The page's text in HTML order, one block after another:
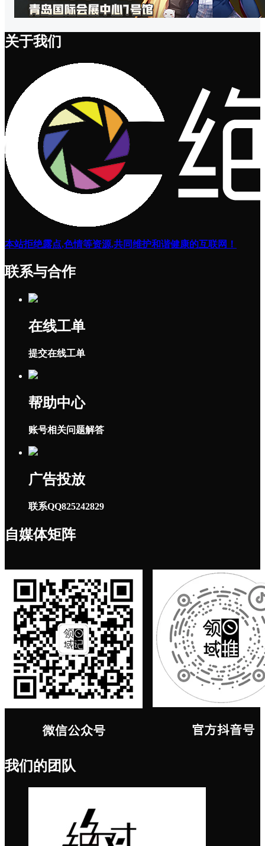
关于我们
本站拒绝露点,色情等资源,共同维护和谐健康的互联网！
联系与合作
在线工单
提交在线工单
帮助中心
账号相关问题解答
广告投放
联系QQ825242829
自媒体矩阵
我们的团队